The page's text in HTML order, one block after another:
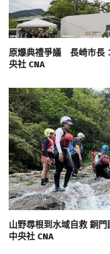
原爆典禮爭議 長崎市長
央社 CNA
山野尋根到水域自救 銅
中央社 CNA